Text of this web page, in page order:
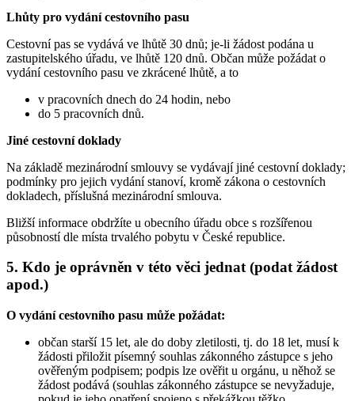
Lhůty pro vydání cestovního pasu
Cestovní pas se vydává ve lhůtě 30 dnů; je-li žádost podána u
zastupitelského úřadu, ve lhůtě 120 dnů. Občan může požádat o
vydání cestovního pasu ve zkrácené lhůtě, a to
v pracovních dnech do 24 hodin, nebo
do 5 pracovních dnů.
Jiné cestovní doklady
Na základě mezinárodní smlouvy se vydávají jiné cestovní doklady;
podmínky pro jejich vydání stanoví, kromě zákona o cestovních
dokladech, příslušná mezinárodní smlouva.
Bližší informace obdržíte u obecního úřadu obce s rozšířenou
působností dle místa trvalého pobytu v České republice.
5. Kdo je oprávněn v této věci jednat (podat žádost
apod.)
O vydání cestovního pasu může požádat:
občan starší 15 let, ale do doby zletilosti, tj. do 18 let, musí k
žádosti přiložit písemný souhlas zákonného zástupce s jeho
ověřeným podpisem; podpis lze ověřit u orgánu, u něhož se
žádost podává (souhlas zákonného zástupce se nevyžaduje,